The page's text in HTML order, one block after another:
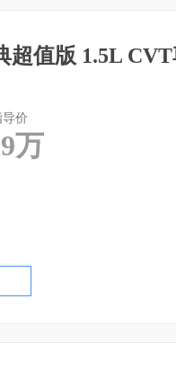
超值版 1.5L
导价
万